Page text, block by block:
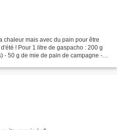
chaleur mais avec du pain pour être
! Pour 1 litre de gaspacho : 200 g
- 50 g de mie de pain de campagne -